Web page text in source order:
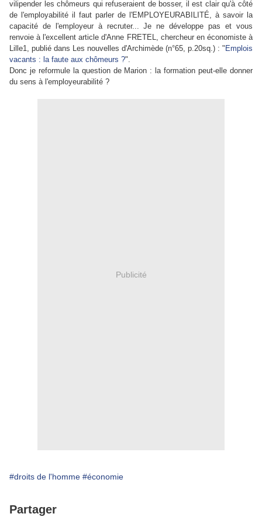
vilipender les chômeurs qui refuseraient de bosser, il est clair qu'à côté
de l'employabilité il faut parler de l'EMPLOYEURABILITÉ, à savoir la
capacité de l'employeur à recruter... Je ne développe pas et vous
renvoie à l'excellent article d'Anne FRETEL, chercheur en économiste à
Lille1, publié dans Les nouvelles d'Archimède (n°65, p.20sq.) : " Emplois
vacants : la faute aux chômeurs ?".
Donc je reformule la question de Marion : la formation peut-elle donner
du sens à l'employeurabilité ?
Publicité
#droits de l'homme #économie
Partager